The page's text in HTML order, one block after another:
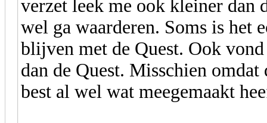
verzet leek me ook kleiner
wel ga waarderen. Soms is het
blijven met de Quest. Ook
dan de Quest. Misschien
best al wel wat meegemaakt